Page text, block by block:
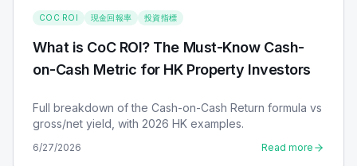
COC ROI 現金回報率 投資指標
What is CoC ROI? The Must-Know Cash-
on-Cash Metric for HK Property Investors
Full breakdown of the Cash-on-Cash Return formula vs
gross/net yield, with 2026 HK examples.
6/27/2026 Read more